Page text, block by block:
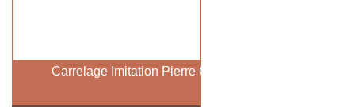
Carrelage Imitation Pierre Crema Noir 60x60 Cm